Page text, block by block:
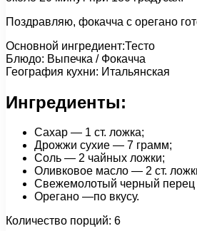
Поздравляю, фокачча с орегано
Основной ингредиент:Тесто
Блюдо: Выпечка / Фокачча
География кухни: Итальянская
Ингредиенты:
Сахар — 1 ст. ложка;
Дрожжи сухие — 7 грамм;
Соль — 2 чайных ложки;
Оливковое масло — 2 ст.
Свежемолотый черный перец
Орегано —по вкусу.
Количество порций: 6